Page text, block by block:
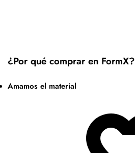
¿Por qué comprar en FormX?
Amamos el material